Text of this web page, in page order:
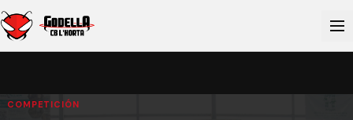
COMPETICIÓN